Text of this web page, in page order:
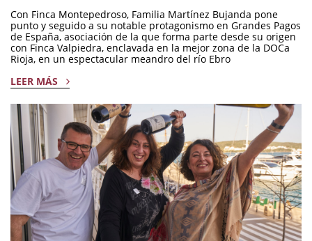
Con Finca Montepedroso, Familia Martínez Bujanda pone
punto y seguido a su notable protagonismo en Grandes Pagos
de España, asociación de la que forma parte desde su origen
con Finca Valpiedra, enclavada en la mejor zona de la DOCa
Rioja, en un espectacular meandro del río Ebro
LEER MÁS